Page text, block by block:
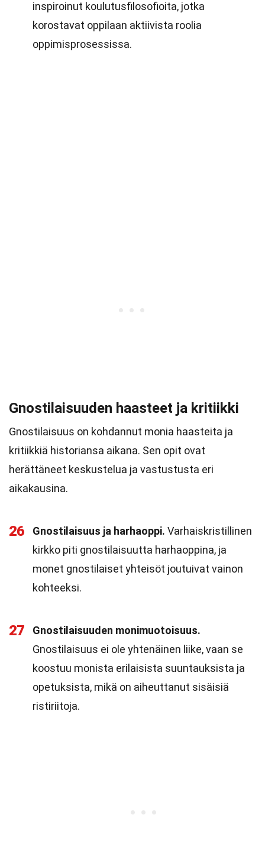
inspiroinut koulutusfilosofioita, jotka
korostavat oppilaan aktiivista roolia
oppimisprosessissa.
Gnostilaisuuden haasteet ja kritiikki
Gnostilaisuus on kohdannut monia haasteita ja
kritiikkiä historiansa aikana. Sen opit ovat
herättäneet keskustelua ja vastustusta eri
aikakausina.
26 Gnostilaisuus ja harhaoppi. Varhaiskristillinen
kirkko piti gnostilaisuutta harhaoppina, ja
monet gnostilaiset yhteisöt joutuivat vainon
kohteeksi.
27
Gnostilaisuuden monimuotoisuus.
Gnostilaisuus ei ole yhtenäinen liike, vaan se
koostuu monista erilaisista suuntauksista ja
opetuksista, mikä on aiheuttanut sisäisiä
ristiriitoja.